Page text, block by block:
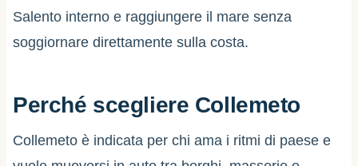
Salento interno e raggiungere il mare senza
soggiornare direttamente sulla costa.
Perché scegliere Collemeto
Collemeto è indicata per chi ama i ritmi di paese e